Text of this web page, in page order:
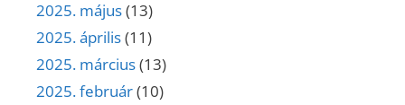
2025. május(13)
2025. április(11)
2025. március(13)
2025. február(10)